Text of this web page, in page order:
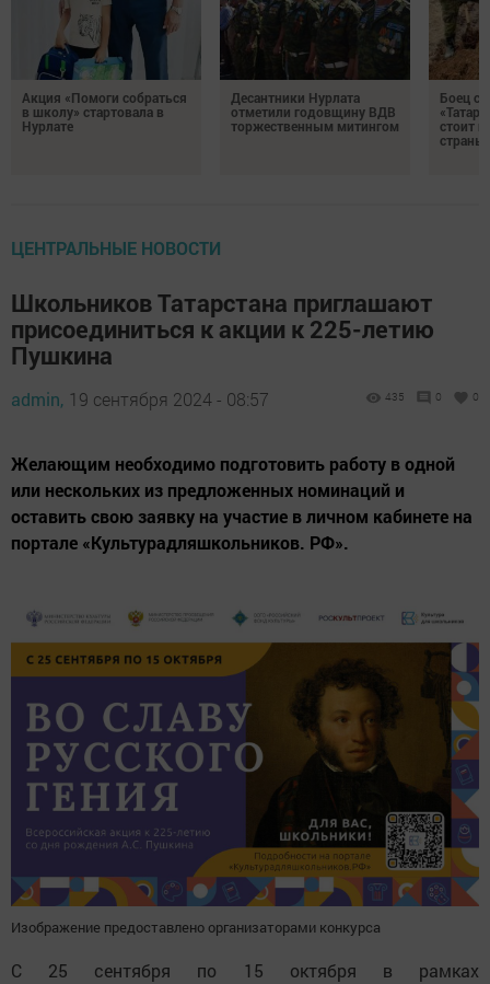
Акция «Помоги собраться
в школу» стартовала в
Нурлате
Десантники Нурлата
отметили годовщину ВДВ
торжественным митингом
Боец с
стоит
страны
ЦЕНТРАЛЬНЫЕ НОВОСТИ
Школьников Татарстана приглашают
присоединиться к акции к 225-летию
Пушкина
admin, 19 сентября 2024 - 08:57 435 0 0
Желающим необходимо подготовить работу в одной
или нескольких из предложенных номинаций и
оставить свою заявку на участие в личном кабинете на
портале «Культурадляшкольников. РФ».
Изображение предоставлено организаторами конкурса
С 25 сентября по 15 октября в рамках